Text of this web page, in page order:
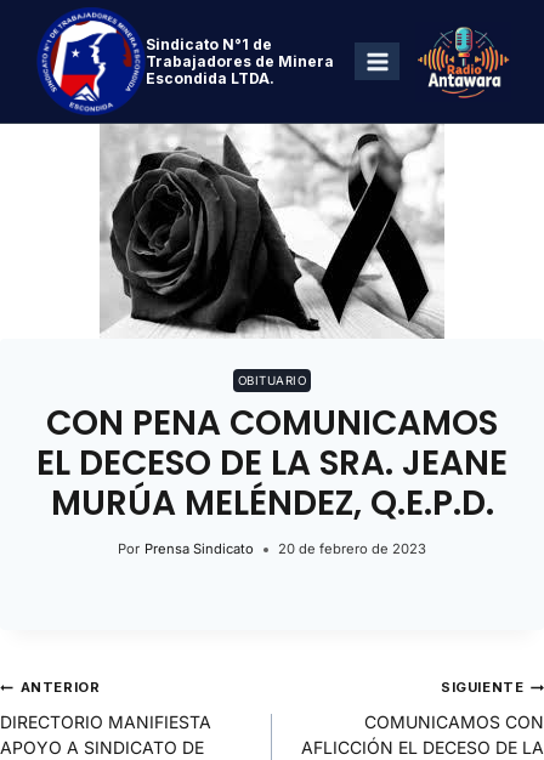
Sindicato N°1 de
Trabajadores de Minera
Escondida LTDA.
OBITUARIO
CON PENA COMUNICAMOS
EL DECESO DE LA SRA. JEANE
MURÚA MELÉNDEZ, Q.E.P.D.
Por Prensa Sindicato 20 de febrero de 2023
ANTERIOR
DIRECTORIO MANIFIESTA
APOYO A SINDICATO DE
SIGUIENTE
COMUNICAMOS CON
AFLICCIÓN EL DECESO DE LA